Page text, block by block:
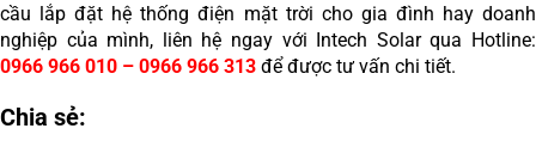
cầu lắp đặt hệ thống điện mặt trời cho gia đình hay doanh
nghiệp của mình, liên hệ ngay với Intech Solar qua Hotline:
0966 966 010 – 0966 966 313 để được tư vấn chi tiết.
Chia sẻ: